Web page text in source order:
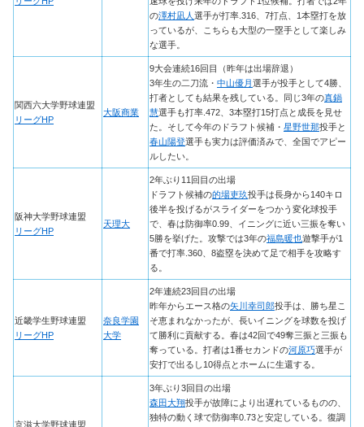
の澤村凪人 選手が打率.316、7打点、1本塁打を放
っているが、こちらも大型の一塁手として楽しみ
な選手。
関西六大学野球連盟
リーグHP
大阪商業
9大会連続16回目（昨年は出場辞退）
3年生の二刀流・ 中山優月選手が投手として4勝、
打者としても結果を残している。同じ3年の真鍋
慧選手も打率.472、3本塁打15打点と成長を見せ
た。そして今年のドラフト候補・ 星野世那投手と
春山陽登選手も実力は評価済みで、全国でアピー
ルしたい。
阪神大学野球連盟
リーグHP
天理大
2年ぶり11回目の出場
ドラフト候補の的場吏玖投手は長身から140キロ
後半を投げるがスライダーをつかう変化球投手
で、春は防御率0.99、イニングに近い三振を奪い
5勝を挙げた。攻撃では3年の福島暖也遊撃手が1
番で打率.360、8盗塁を決めて足で相手を攻略す
る。
近畿学生野球連盟
リーグHP
奈良学園
大学
2年連続23回目の出場
昨年からエース格の矢川幸司郎投手は、勝ち星こ
そ恵まれなかったが、長いイニングを球数を投げ
て勝利に貢献する。春は42回で49奪三振と三振も
奪っている。打者は1番セカンドの河原巧選手が
安打で出るし10得点とホームに生還する。
京滋大学野球連盟
3年ぶり3回目の出場
森田大翔投手が故障により出遅れているものの、
独特の動く球で防御率0.73と安定している。復調